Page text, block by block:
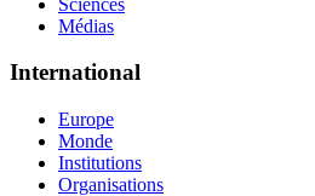
Médias
International
Europe
Monde
Institutions
Organisations